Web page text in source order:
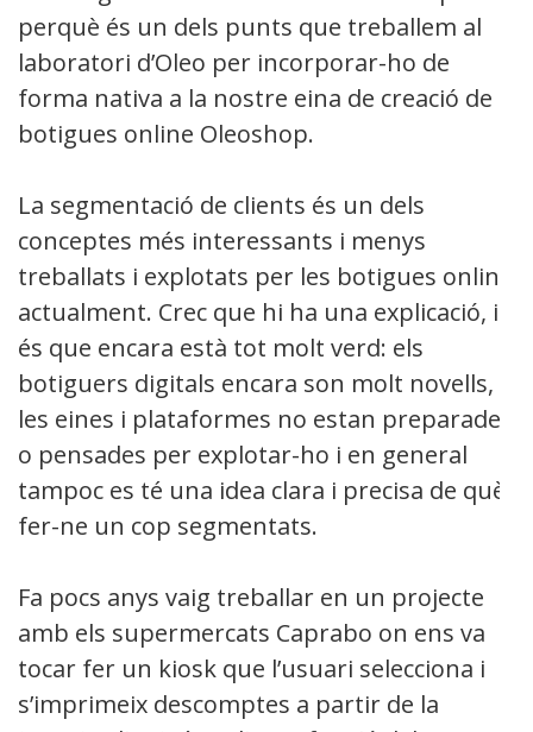
perquè és un dels punts que treballem al
laboratori d’Oleo per incorporar-ho de
forma nativa a la nostre eina de creació de
botigues online Oleoshop.
La segmentació de clients és un dels
conceptes més interessants i menys
treballats i explotats per les botigues online
actualment. Crec que hi ha una explicació, i
és que encara està tot molt verd: els
botiguers digitals encara son molt novells,
les eines i plataformes no estan preparades
o pensades per explotar-ho i en general
tampoc es té una idea clara i precisa de què
fer-ne un cop segmentats.
Fa pocs anys vaig treballar en un projecte
amb els supermercats Caprabo on ens va
tocar fer un kiosk que l’usuari selecciona i
s’imprimeix descomptes a partir de la